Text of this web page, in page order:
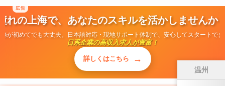
広告
れの上海で、あなたのスキルを活かしませんか
が初めてでも大丈夫。日本語対応・現地サポート体制で、安心してスタートで
日系企業の高収入求人が豊富！
詳しくはこちら →
温州